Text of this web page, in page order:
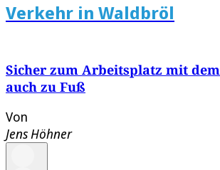
Verkehr in Waldbröl
Sicher zum Arbeitsplatz mit
auch zu Fuß
Von
Jens Höhner